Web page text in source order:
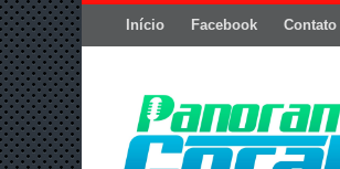
Início Facebook Contato